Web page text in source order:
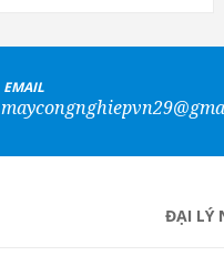
EMAIL
ĐẠI LÝ